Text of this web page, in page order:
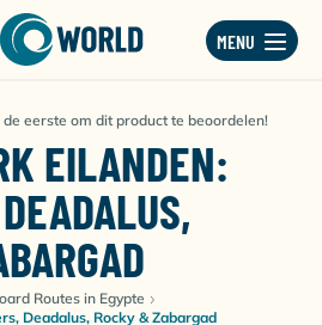
MENU
de eerste om dit product te beoordelen!
EILANDEN:
Routes in Egypte
Deadalus, Rocky & Zabargad